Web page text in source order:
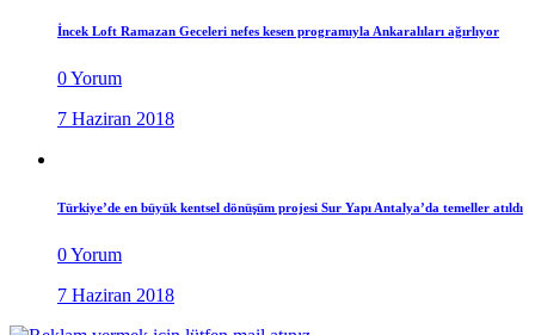
İncek Loft Ramazan Geceleri nefes kesen programıyla Ankaralıları ağırlıyor
0 Yorum
7 Haziran 2018
Türkiye’de en büyük kentsel dönüşüm projesi Sur Yapı Antalya’da temeller atıldı
0 Yorum
7 Haziran 2018